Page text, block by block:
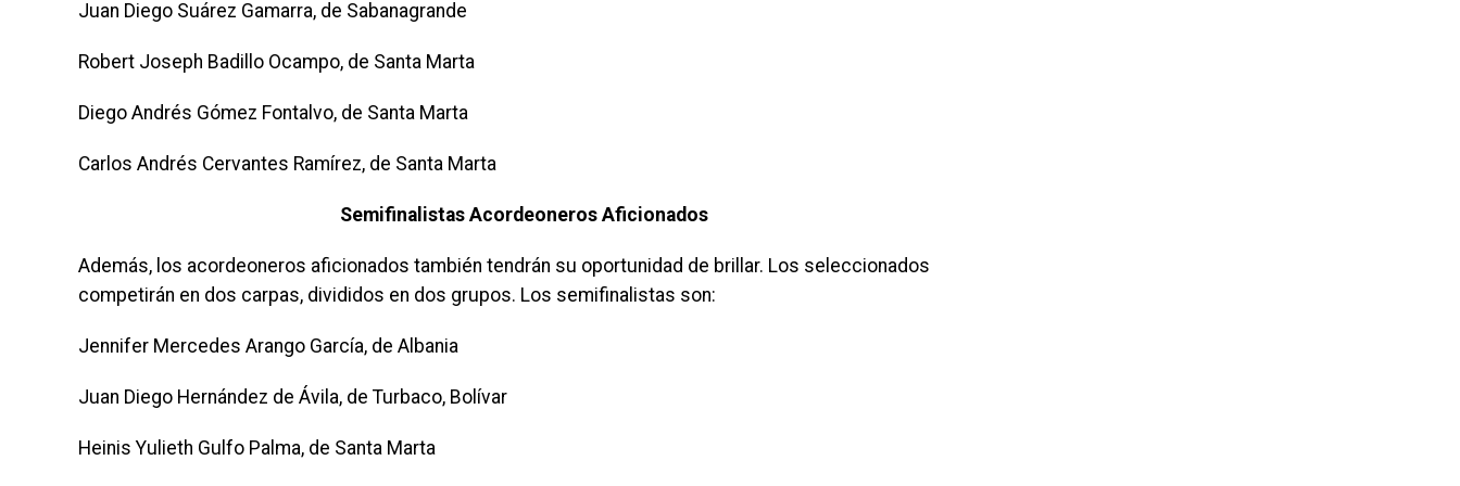
Juan Diego Suárez Gamarra, de Sabanagrande
Robert Joseph Badillo Ocampo, de Santa Marta
Diego Andrés Gómez Fontalvo, de Santa Marta
Carlos Andrés Cervantes Ramírez, de Santa Marta
Semifinalistas Acordeoneros Aficionados
Además, los acordeoneros aficionados también tendrán su oportunidad de brillar. Los seleccionados
competirán en dos carpas, divididos en dos grupos. Los semifinalistas son:
Jennifer Mercedes Arango García, de Albania
Juan Diego Hernández de Ávila, de Turbaco, Bolívar
Heinis Yulieth Gulfo Palma, de Santa Marta